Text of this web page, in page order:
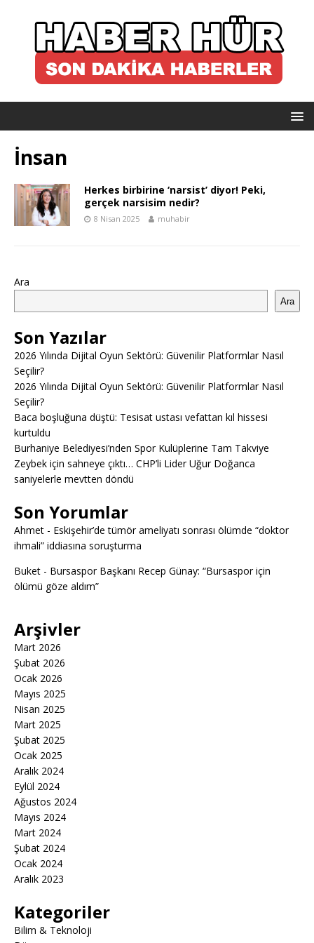
İnsan
Herkes birbirine ‘narsist’ diyor! Peki,
gerçek narsisim nedir?
8 Nisan 2025 muhabir
Ara
Ara
Son Yazılar
2026 Yılında Dijital Oyun Sektörü: Güvenilir Platformlar Nasıl
Seçilir?
2026 Yılında Dijital Oyun Sektörü: Güvenilir Platformlar Nasıl
Seçilir?
Baca boşluğuna düştü: Tesisat ustası vefattan kıl hissesi
kurtuldu
Burhaniye Belediyesi’nden Spor Kulüplerine Tam Takviye
Zeybek için sahneye çıktı… CHP’li Lider Uğur Doğanca
saniyelerle mevtten döndü
Son Yorumlar
Ahmet - Eskişehir’de tümör ameliyatı sonrası ölümde “doktor
ihmali” iddiasına soruşturma
Buket - Bursaspor Başkanı Recep Günay: “Bursaspor için
ölümü göze aldım”
Arşivler
Mart 2026
Şubat 2026
Ocak 2026
Mayıs 2025
Nisan 2025
Mart 2025
Şubat 2025
Ocak 2025
Aralık 2024
Eylül 2024
Ağustos 2024
Mayıs 2024
Mart 2024
Şubat 2024
Ocak 2024
Aralık 2023
Kategoriler
Bilim & Teknoloji